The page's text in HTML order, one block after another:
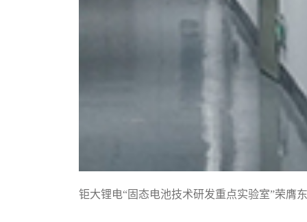
钜大锂电“固态电池技术研发重点实验室”荣膺